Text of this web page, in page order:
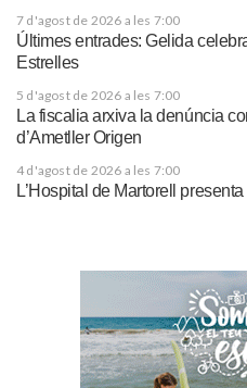
7 d'agost de 2026 a les 7:00
Últimes entrades: Gelida
Estrelles
5 d'agost de 2026 a les 7:00
La fiscalia arxiva la denúncia
d’Ametller Origen
4 d'agost de 2026 a les 7:00
L’Hospital de Martorell